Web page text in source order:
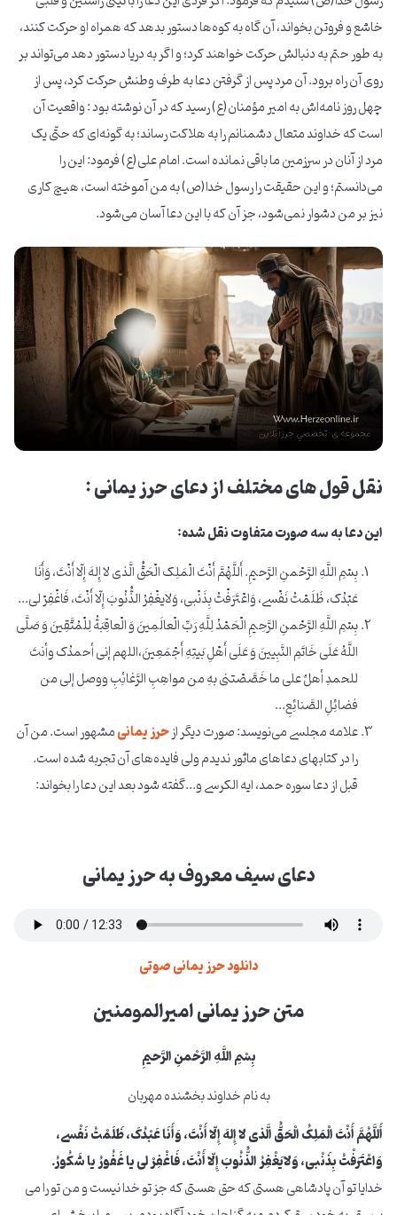
خاشع و فروتن بخواند، آن گاه به کوه‌ها دستور بدهد که همراه او حرکت کنند،
به طور حتم به دنبالش حرکت خواهند کرد؛ و اگر به دریا دستور دهد می‌تواند بر
روی آن راه برود. آن مرد پس از گرفتن دعا به طرف وطنش حرکت کرد، پس از
چهل روز نامه‌اش به امیر مؤمنان(ع) رسید که در آن نوشته بود : واقعیت آن
است که خداوند متعال دشمنانم را به هلاکت رساند؛ به گونه‌ای که حتّی یک
مرد از آنان در سرزمین ما باقی نمانده است. امام علی(ع) فرمود: این را
می‌دانستم؛ و این حقیقت را رسول خدا(ص) به من آموخته است، هیچ کاری
نیز بر من دشوار نمی‌شود، جز آن که با این دعا آسان می‌شود.
نقل قول های مختلف از دعای حرز یمانی :
این دعا به سه صورت متفاوت نقل شده:
بِسْمِ اللَّهِ الرَّحْمنِ الرَّحیمِ. أَللَّهُمَّ أَنْتَ الْمَلِک الْحَقُّ الَّذی لا إِلهَ إِلّا أَنْتَ، وَأَنَا
عَبْدُک، ظَلَمْتُ نَفْسی، وَاعْتَرَفْتُ بِذَنْبی، وَلایغْفِرُ الذُّنُوبَ إِلّا أَنْتَ، فَاغْفِرْ لی...
بِسْمِ اللَّهِ الرَّحْمنِ الرَّحِیمِ الْحَمْدُ لِلَّهِ رَبِّ الْعالَمِینَ وَ الْعاقِبَةُ لِلْمُتَّقِینَ وَ صَلَّی
اللَّهُ عَلَی خَاتَمِ النَّبِیینَ وَ عَلَی أَهْلِ بَیتِهِ أَجْمَعِینَ،اللهم إنی أحمدُک وأنتَ
للحمدِ أهلٌ علی ما خَصَّصْتنی بهِ من مواهِبِ الرَّغائِبِ ووصل إلی من
فضائِلِ الصَّنائِعِ...
علامه مجلسی می‌نویسد: صورت دیگر ازحرز یمانیمشهور است. من آن
را در کتابهای دعاهای ماثور ندیدم ولی فایده‌های آن تجربه شده است.
قبل از دعا سوره حمد، ایه الکرسی و...گفته شود بعد این دعا را بخواند:
دعای سیف معروف به حرز یمانی
دانلود حرز یمانی صوتی
متن حرز یمانی امیرالمومنین
بِسْمِ اللَّهِ الرَّحْمنِ الرَّحیمِ
به نام خداوند بخشنده مهربان
أَللَّهُمَّ أَنْتَ الْمَلِکُ الْحَقُّ الَّذی لا إِلهَ إِلّا أَنْتَ، وَأَنَا عَبْدُکَ، ظَلَمْتُ نَفْسی،
وَاعْتَرَفْتُ بِذَنْبی، وَلایَغْفِرُ الذُّنُوبَ إِلّا أَنْتَ، فَاغْفِرْ لی یا غَفُورُ یا شَکُورُ.
خدایا تو آن پادشاهی هستی که حق هستی که جز تو خدا نیست و من تو را می